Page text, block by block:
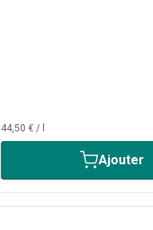
44,50 € /
Ajouter